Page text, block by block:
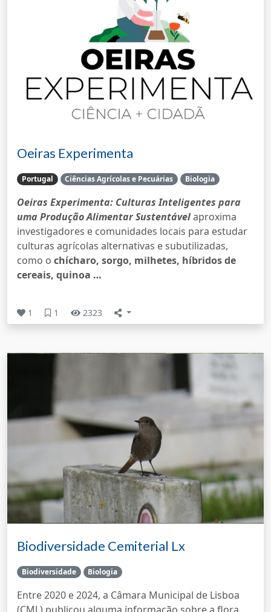
Oeiras Experimenta
Portugal Ciências Agrícolas e Pecuárias Biologia
Oeiras Experimenta: Culturas Inteligentes para
uma Produção Alimentar Sustentávelaproxima
investigadores e comunidades locais para estudar
culturas agrícolas alternativas e subutilizadas,
como o chícharo, sorgo, milhetes, híbridos de
cereais, quinoa …
1 1 2323
Biodiversidade Cemiterial Lx
Biodiversidade Biologia
Entre 2020 e 2024, a Câmara Municipal de Lisboa